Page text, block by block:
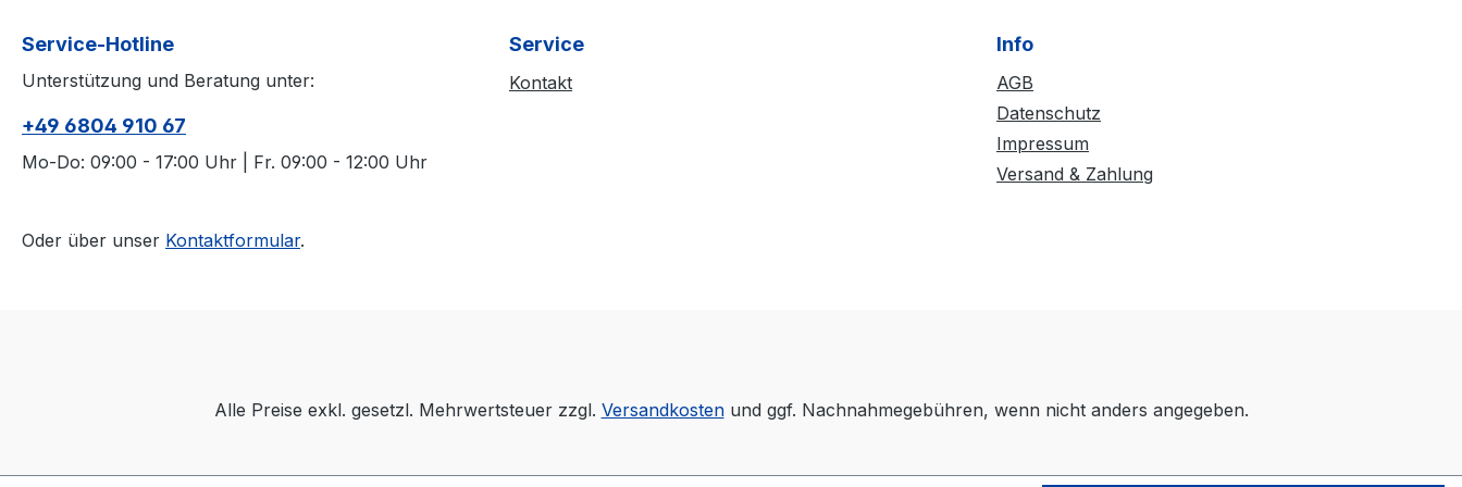
Service-Hotline
Unterstützung und Beratung unter:
+49 6804 910 67
Mo-Do: 09:00 - 17:00 Uhr | Fr. 09:00 - 12:00 Uhr
Oder über unser Kontaktformular.
Service
Kontakt
Info
AGB
Datenschutz
Impressum
Versand & Zahlung
Alle Preise exkl. gesetzl. Mehrwertsteuer zzgl. Versandkostenund ggf. Nachnahmegebühren, wenn nicht anders angegeben.